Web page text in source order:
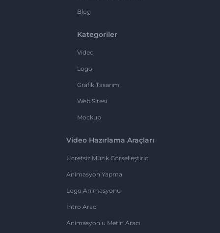
Blog
Kategoriler
Video
Logo
Grafik Tasarım
Web Sitesi
Mockup
Video Hazırlama Araçları
Ücretsiz Müzik Görselleştirici
Animasyon Yapma
Logo Animasyonu
İntro Aracı
Animasyonlu Metin Aracı